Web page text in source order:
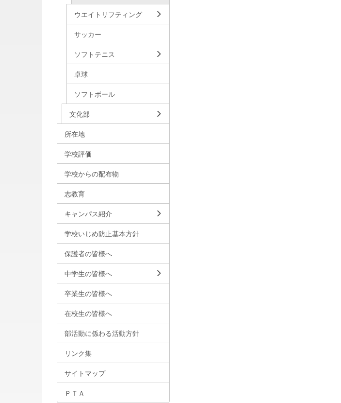
ウエイトリフティング
サッカー
ソフトテニス
卓球
ソフトボール
文化部
所在地
学校評価
学校からの配布物
志教育
キャンパス紹介
学校いじめ防止基本方針
保護者の皆様へ
中学生の皆様へ
卒業生の皆様へ
在校生の皆様へ
部活動に係わる活動方針
リンク集
サイトマップ
ＰＴＡ